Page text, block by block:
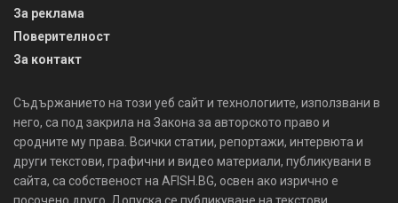
За реклама
Поверителност
За контакт
Съдържанието на този уеб сайт и технологиите, използвани в
него, са под закрила на Закона за авторското право и
сродните му права. Всички статии, репортажи, интервюта и
други текстови, графични и видео материали, публикувани в
сайта, са собственост на AFISH.BG, освен ако изрично е
посочено друго. Допуска се публикуване на текстови